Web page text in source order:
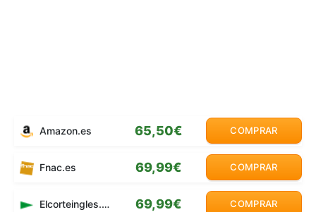
Amazon.es 65,50€ COMPRAR
Fnac.es 69,99€ COMPRAR
Elcorteingles.es 69,99€ COMPRAR